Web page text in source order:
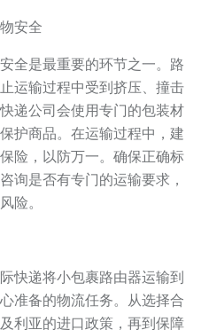
安全
全是最重要的环节之一。路
运输过程中受到挤压、撞击
递公司会使用专门的包装材
护商品。在运输过程中，建
险，以防万一。确保正确标
询是否有专门的运输要求，
险。
快递将小包裹路由器运输到
准备的物流任务。从选择合
利亚的进口政策，再到保障